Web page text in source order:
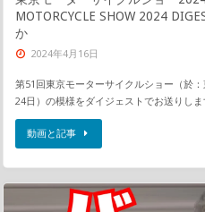
MOTORCYCLE SHOW 2024
か
2024年4月16日
第51回東京モーターサイクルショー（於
24日）の模様をダイジェストでお送りしま
動画と記事